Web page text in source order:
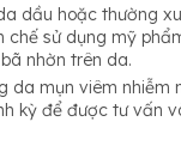
dầu hoặc thường
chế sử dụng mỹ
nhờn trên da.
da mụn viêm nhiễm
kỳ để được tư vấn